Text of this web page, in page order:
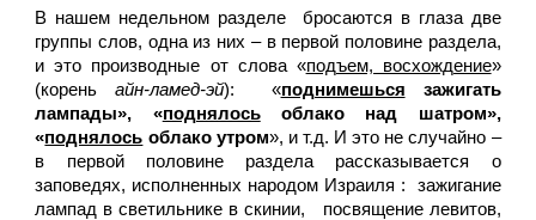
В нашем недельном разделе бросаются в глаза две
группы слов, одна из них – в первой половине раздела,
и это производные от слова «подъем, восхождение»
(кореньайн-ламед-эй): «поднимешься зажигать
лампады», «поднялосьоблако над шатром»,
«поднялось облако утром», и т.д. И это не случайно –
в первой половине раздела рассказывается о
заповедях, исполненных народом Израиля : зажигание
лампад в светильнике в скинии, посвящение левитов,